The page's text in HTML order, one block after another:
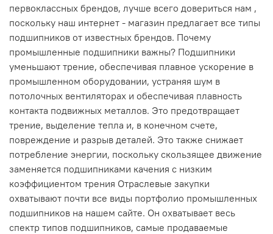
первоклассных брендов, лучше всего довериться нам ,
поскольку наш интернет - магазин предлагает все типы
подшипников от известных брендов. Почему
промышленные подшипники важны? Подшипники
уменьшают трение, обеспечивая плавное ускорение в
промышленном оборудовании, устраняя шум в
потолочных вентиляторах и обеспечивая плавность
контакта подвижных металлов. Это предотвращает
трение, выделение тепла и, в конечном счете,
повреждение и разрыв деталей. Это также снижает
потребление энергии, поскольку скользящее движение
заменяется подшипниками качения с низким
коэффициентом трения Отраслевые закупки
охватывают почти все виды портфолио промышленных
подшипников на нашем сайте. Он охватывает весь
спектр типов подшипников, самые продаваемые